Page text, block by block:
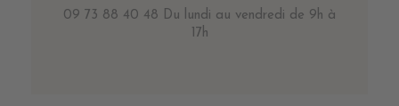
09 73 88 40 48 Du lundi au vendredi de 9h à
17h